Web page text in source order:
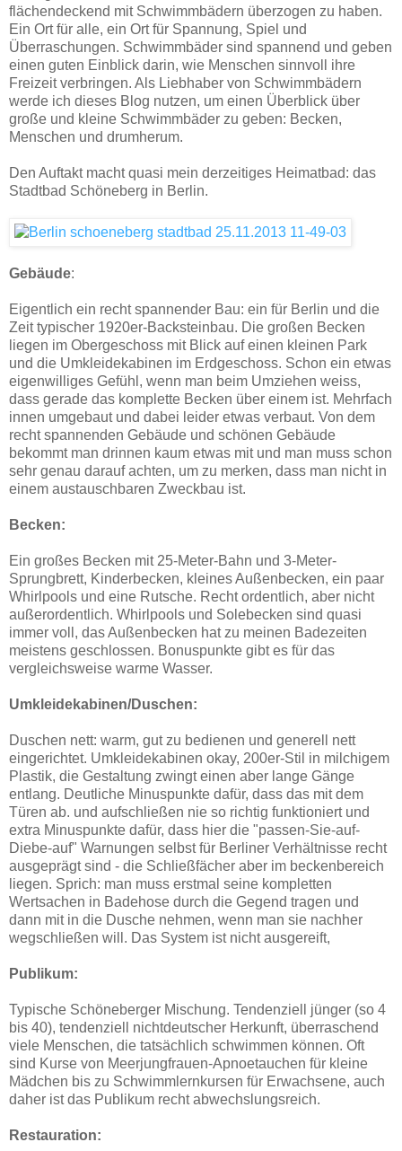
flächendeckend mit Schwimmbädern überzogen zu haben.
Ein Ort für alle, ein Ort für Spannung, Spiel und
Überraschungen. Schwimmbäder sind spannend und geben
einen guten Einblick darin, wie Menschen sinnvoll ihre
Freizeit verbringen. Als Liebhaber von Schwimmbädern
werde ich dieses Blog nutzen, um einen Überblick über
große und kleine Schwimmbäder zu geben: Becken,
Menschen und drumherum.
Den Auftakt macht quasi mein derzeitiges Heimatbad: das
Stadtbad Schöneberg in Berlin.
Gebäude:
Eigentlich ein recht spannender Bau: ein für Berlin und die
Zeit typischer 1920er-Backsteinbau. Die großen Becken
liegen im Obergeschoss mit Blick auf einen kleinen Park
und die Umkleidekabinen im Erdgeschoss. Schon ein etwas
eigenwilliges Gefühl, wenn man beim Umziehen weiss,
dass gerade das komplette Becken über einem ist. Mehrfach
innen umgebaut und dabei leider etwas verbaut. Von dem
recht spannenden Gebäude und schönen Gebäude
bekommt man drinnen kaum etwas mit und man muss schon
sehr genau darauf achten, um zu merken, dass man nicht in
einem austauschbaren Zweckbau ist.
Becken:
Ein großes Becken mit 25-Meter-Bahn und 3-Meter-
Sprungbrett, Kinderbecken, kleines Außenbecken, ein paar
Whirlpools und eine Rutsche. Recht ordentlich, aber nicht
außerordentlich. Whirlpools und Solebecken sind quasi
immer voll, das Außenbecken hat zu meinen Badezeiten
meistens geschlossen. Bonuspunkte gibt es für das
vergleichsweise warme Wasser.
Umkleidekabinen/Duschen:
Duschen nett: warm, gut zu bedienen und generell nett
eingerichtet. Umkleidekabinen okay, 200er-Stil in milchigem
Plastik, die Gestaltung zwingt einen aber lange Gänge
entlang. Deutliche Minuspunkte dafür, dass das mit dem
Türen ab. und aufschließen nie so richtig funktioniert und
extra Minuspunkte dafür, dass hier die "passen-Sie-auf-
Diebe-auf" Warnungen selbst für Berliner Verhältnisse recht
ausgeprägt sind - die Schließfächer aber im beckenbereich
liegen. Sprich: man muss erstmal seine kompletten
Wertsachen in Badehose durch die Gegend tragen und
dann mit in die Dusche nehmen, wenn man sie nachher
wegschließen will. Das System ist nicht ausgereift,
Publikum:
Typische Schöneberger Mischung. Tendenziell jünger (so 4
bis 40), tendenziell nichtdeutscher Herkunft, überraschend
viele Menschen, die tatsächlich schwimmen können. Oft
sind Kurse von Meerjungfrauen-Apnoetauchen für kleine
Mädchen bis zu Schwimmlernkursen für Erwachsene, auch
daher ist das Publikum recht abwechslungsreich.
Restauration: